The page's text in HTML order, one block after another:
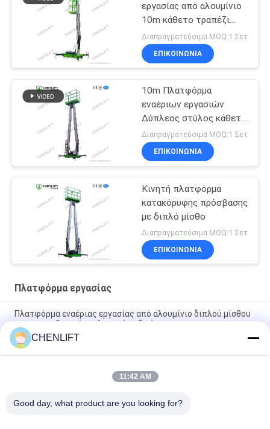
εργασίας από αλουμίνιο
10m κάθετο τραπέζι
ανύψωσης με ένα μίσθο
Διαπραγματεύσιμα MOQ:1 Σετ
ΕΠΙΚΟΙΝΩΝΙΑ
10m Πλατφόρμα
εναέριων εργασιών
Δύπλεος στύλος κάθετη
ανύψωση με πλατφόρμα
επέκτασης
Διαπραγματεύσιμα MOQ:1 Σετ
ΕΠΙΚΟΙΝΩΝΙΑ
Κινητή πλατφόρμα
κατακόρυφης πρόσβασης
με διπλό μίσθο
Διαπραγματεύσιμα MOQ:1 Σετ
ΕΠΙΚΟΙΝΩΝΙΑ
Πλατφόρμα εργασίας
Πλατφόρμα εναέριας εργασίας από αλουμίνιο διπλού μίσθου
αυτοπροωθητικό ανελκυστήρα 9 μέτρα
10 μέτρα ύψος Πλατφόρμα εναέριας εργασίας διπλού μίσθου
Υδραυλικό κατακόρυφο τραπέζι ανύψωσης
Εναέριο ανυψωτικό πλατφόρμα αλουμινίου με ύψος
CHENLIFT
11:42 AM
Good day, what product are you looking for?